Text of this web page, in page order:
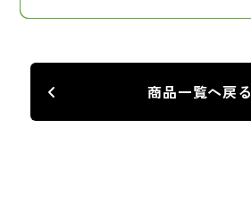
商品一覧へ戻る